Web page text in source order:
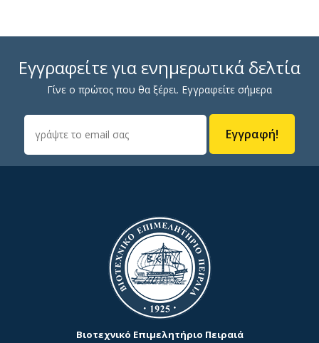
Εγγραφείτε για ενημερωτικά δελτία
Γίνε ο πρώτος που θα ξέρει. Εγγραφείτε σήμερα
Εγγραφή!
Βιοτεχνικό Επιμελητήριο Πειραιά